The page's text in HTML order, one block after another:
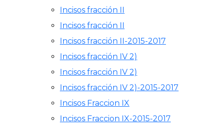
Incisos fracción II
Incisos fracción II
Incisos fracción II-2015-2017
Incisos fracción IV 2)
Incisos fracción IV 2)
Incisos fracción IV 2)-2015-2017
Incisos Fraccion IX
Incisos Fraccion IX-2015-2017